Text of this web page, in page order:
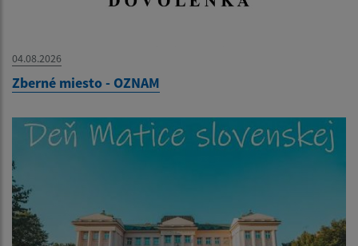
04.08.2026
Zberné miesto - OZNAM